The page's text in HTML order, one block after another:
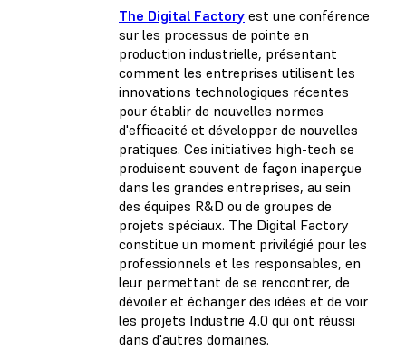
The Digital Factory est une conférence
sur les processus de pointe en
production industrielle, présentant
comment les entreprises utilisent les
innovations technologiques récentes
pour établir de nouvelles normes
d'efficacité et développer de nouvelles
pratiques. Ces initiatives high-tech se
produisent souvent de façon inaperçue
dans les grandes entreprises, au sein
des équipes R&D ou de groupes de
projets spéciaux. The Digital Factory
constitue un moment privilégié pour les
professionnels et les responsables, en
leur permettant de se rencontrer, de
dévoiler et échanger des idées et de voir
les projets Industrie 4.0 qui ont réussi
dans d'autres domaines.